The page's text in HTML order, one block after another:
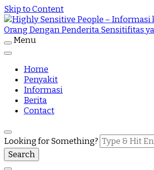
Skip to Content
Highly Sensitive People –
komunitas Orang Dengan
Sensitifitas yang tTnggi
Penderita Sensitifitas yang tTnggi
Menu
Home
Penyakit
Informasi
Berita
Contact
Looking for Something?